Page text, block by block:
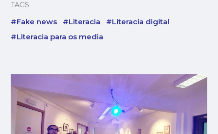
TAGS
#Fake news #Literacia
#Literacia digital
#Literacia para os media